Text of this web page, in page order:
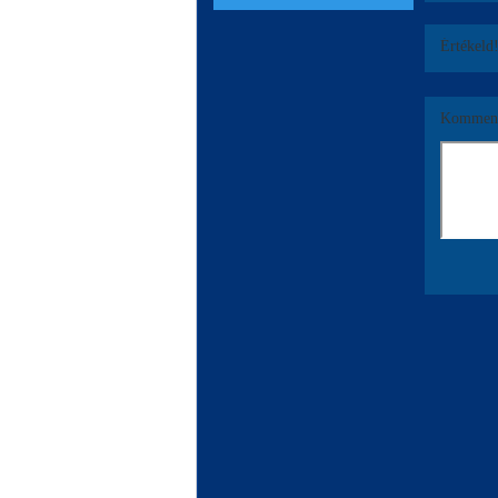
Értékeld!